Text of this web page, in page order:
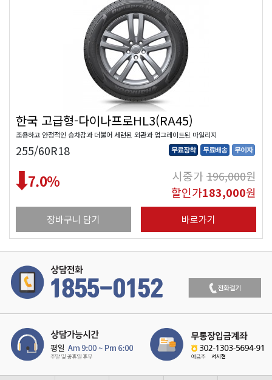
한국 고급형-다이나프로HL3(RA45)
조용하고 안정적인 승차감과 더불어 세련된 외관과 업그레이드된 마일리지
255/60R18 무료장착 무료배송 무이자
7.0% 시중가196,000원
할인가183,000원
장바구니 담기 바로가기